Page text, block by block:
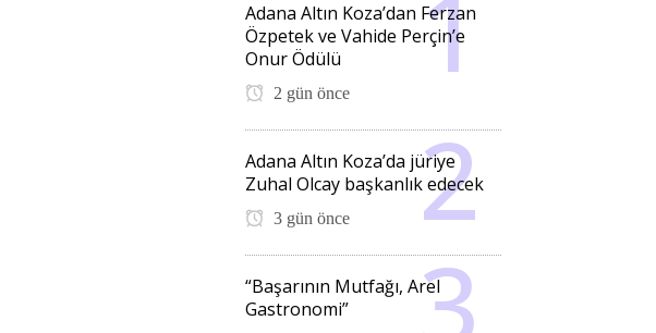
Adana Altın Koza’dan Ferzan
Özpetek ve Vahide Perçin’e
Onur Ödülü
2 gün önce
Adana Altın Koza’da jüriye
Zuhal Olcay başkanlık edecek
3 gün önce
“Başarının Mutfağı, Arel
Gastronomi”